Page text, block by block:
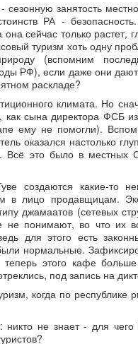
занятость
РА -
сейчас только растет,
туризм хоть одну
(вспомним
РФ), если даже они
раскладе?
климата. Но
сына директора ФСБ
ему не помогли).
оказался настолько
Всё это было в
создаются какие-то
лицо продавщицам.
джамаатов (сетевых
не понимают, во что их
для этого есть
нормальные.
этого кафе
под запись на
когда по республике
не знает - для чего